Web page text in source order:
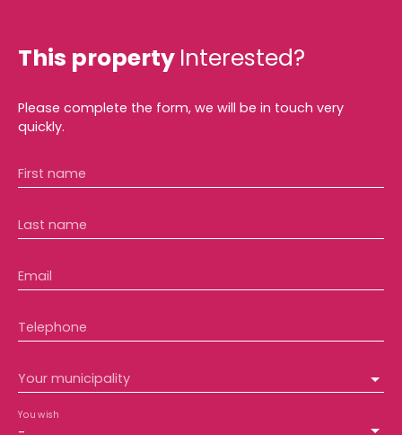
This property Interested?
Please complete the form, we will be in touch very
quickly.
First name
Last name
Email
Telephone
Your municipality
You wish